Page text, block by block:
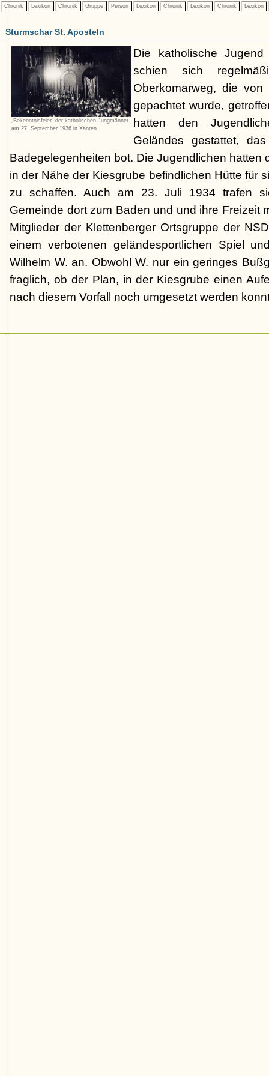
Chronik Lexikon Chronik Gruppe Person Lexikon Chronik Lexikon Chronik Lexikon
Sturmschar St. Aposteln
„Bekenntnisfeier“ der katholischen Jungmänner
am 27. September 1936 in Xanten
Die katholische
schien sich
Oberkomarweg, die
gepachtet wurde,
hatten den
Geländes gestattet,
Badegelegenheiten bot. Die Jugendlichen hatten
in der Nähe der Kiesgrube befindlichen Hütte für
zu schaffen. Auch am 23. Juli 1934 trafen
Gemeinde dort zum Baden und und ihre Freizeit
Mitglieder der Klettenberger Ortsgruppe der
einem verbotenen geländesportlichen Spiel
Wilhelm W. an. Obwohl W. nur ein geringes
fraglich, ob der Plan, in der Kiesgrube einen
nach diesem Vorfall noch umgesetzt werden